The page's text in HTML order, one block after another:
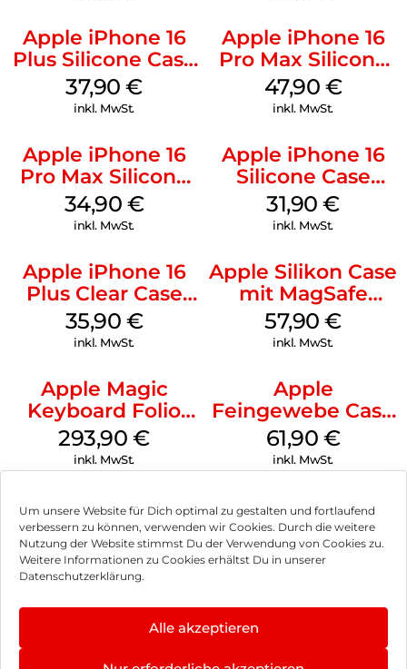
Um unsere Website für Dich optimal zu gestalten und fortlaufend
verbessern zu können, verwenden wir Cookies. Durch die weitere
Nutzung der Website stimmst Du der Verwendung von Cookies zu.
Weitere Informationen zu Cookies erhältst Du in unserer
Datenschutzerklärung.
Alle akzeptieren
Apple iPhone 16
Plus Silicone Case
MagSafe Lake
Green
37,90€
inkl. MwSt.
Apple iPhone 16
Pro Max Silicone
Case MagSafe
Black
47,90 €
inkl. MwSt.
Apple iPhone 16
Pro Max Silicone
Case MagSafe
Denim
34,90 €
inkl. MwSt.
Apple iPhone 16
Silicone Case
MagSafe Fuchsia
31,90€
inkl. MwSt.
Apple iPhone 16
Plus Clear Case
MagSafe
Transparent
35,90 €
inkl. MwSt.
Apple Silikon Case
mit MagSafe
iPhone 14 Pro
(PRODUCT)RED
57,90€
inkl. MwSt.
Apple Magic
Keyboard Folio
iPad 10.9″ (10.Gen.)
Weiß
293,90€
inkl. MwSt.
Apple
Feingewebe Case
iPhone 15 Pro
MagSafe Schwarz
61,90 €
inkl. MwSt.
Impressum